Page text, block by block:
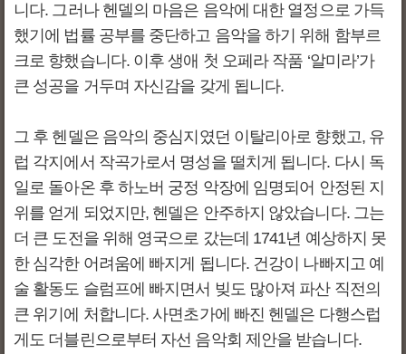
니다. 그러나 헨델의 마음은 음악에 대한 열정으로 가득
했기에 법률 공부를 중단하고 음악을 하기 위해 함부르
크로 향했습니다. 이후 생애 첫 오페라 작품 ‘알미라’가
큰 성공을 거두며 자신감을 갖게 됩니다.
그 후 헨델은 음악의 중심지였던 이탈리아로 향했고, 유
럽 각지에서 작곡가로서 명성을 떨치게 됩니다. 다시 독
일로 돌아온 후 하노버 궁정 악장에 임명되어 안정된 지
위를 얻게 되었지만, 헨델은 안주하지 않았습니다. 그는
더 큰 도전을 위해 영국으로 갔는데 1741년 예상하지 못
한 심각한 어려움에 빠지게 됩니다. 건강이 나빠지고 예
술 활동도 슬럼프에 빠지면서 빚도 많아져 파산 직전의
큰 위기에 처합니다. 사면초가에 빠진 헨델은 다행스럽
게도 더블린으로부터 자선 음악회 제안을 받습니다.